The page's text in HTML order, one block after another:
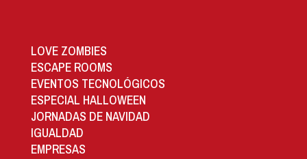
LOVE ZOMBIES
ESCAPE ROOMS
EVENTOS TECNOLÓGICOS
ESPECIAL HALLOWEEN
JORNADAS DE NAVIDAD
IGUALDAD
EMPRESAS